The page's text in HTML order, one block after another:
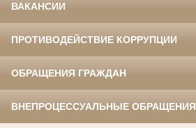
ВАКАНСИИ
ПРОТИВОДЕЙСТВИЕ КОРРУПЦИИ
ОБРАЩЕНИЯ ГРАЖДАН
ВНЕПРОЦЕССУАЛЬНЫЕ ОБРАЩЕНИЯ